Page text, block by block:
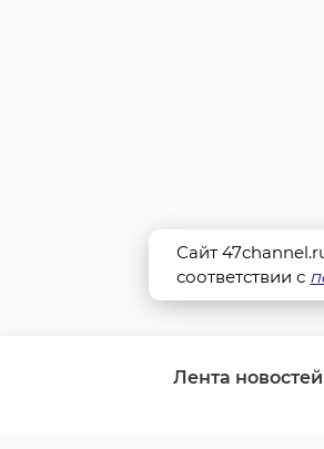
Лента новостей
Сайт
соответствии с